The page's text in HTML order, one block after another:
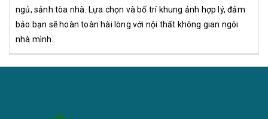
ngủ, sảnh tòa nhà. Lựa chọn và bố trí khung ảnh hợp lý, đảm
bảo bạn sẽ hoàn toàn hài lòng với nội thất không gian ngôi
nhà mình.